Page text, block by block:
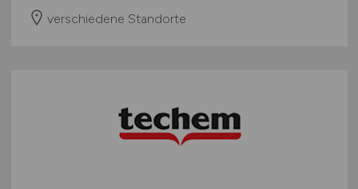
verschiedene Standorte